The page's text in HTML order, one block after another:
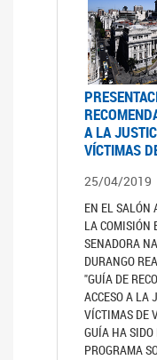
A LA
VÍCTIMAS
25/04/2019
EN EL SALÓN
LA COMISIÓN
SENADORA
DURANGO
"GUÍA DE
ACCESO A LA
VÍCTIMAS DE
GUÍA HA
PROGRAMA